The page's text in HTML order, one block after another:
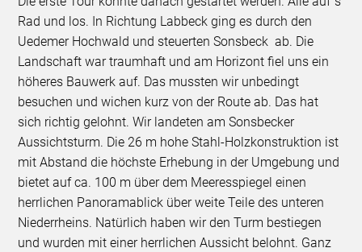
Rad und los. In Richtung Labbeck ging es durch den
Uedemer Hochwald und steuerten Sonsbeck ab. Die
Landschaft war traumhaft und am Horizont fiel uns ein
höheres Bauwerk auf. Das mussten wir unbedingt
besuchen und wichen kurz von der Route ab. Das hat
sich richtig gelohnt. Wir landeten am Sonsbecker
Aussichtsturm. Die 26 m hohe Stahl-Holzkonstruktion ist
mit Abstand die höchste Erhebung in der Umgebung und
bietet auf ca. 100 m über dem Meeresspiegel einen
herrlichen Panoramablick über weite Teile des unteren
Niederrheins. Natürlich haben wir den Turm bestiegen
und wurden mit einer herrlichen Aussicht belohnt. Ganz